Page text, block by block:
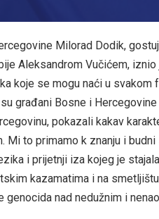
Milorad Dodik,
Aleksandrom Vučićem,
koje se mogu naći u
građani Bosne i
pokazali kakav
Mi to primamo k znanju i
i prijetnji iza kojeg je
kazamatima i na
nad nedužnim i